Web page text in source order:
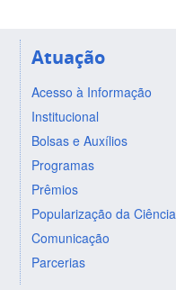
Atuação
Acesso à Informação
Institucional
Bolsas e Auxílios
Programas
Prêmios
Popularização da Ciência
Comunicação
Parcerias